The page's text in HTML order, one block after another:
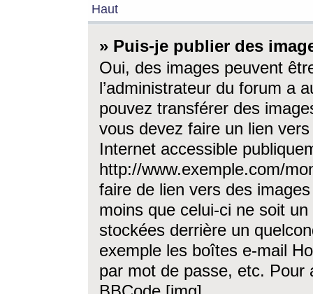
Haut
» Puis-je publier des
Oui, des images peuvent
l’administrateur du forum a
pouvez transférer des
vous devez faire un lien
Internet accessible
http://www.exemple.com/
faire de lien vers des
moins que celui-ci ne soit
stockées derrière un
exemple les boîtes e-mail
par mot de passe, etc. Pour